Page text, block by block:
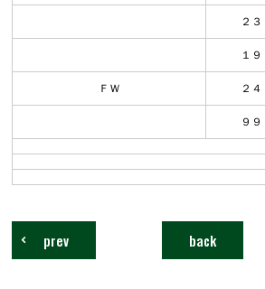
２３
１９
ＦＷ ２４
９９
back
prev